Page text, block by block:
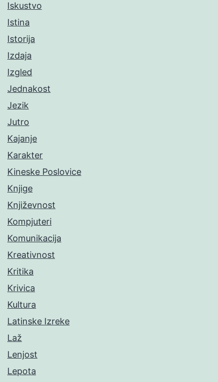
Iskustvo
Istina
Istorija
Izdaja
Izgled
Jednakost
Jezik
Jutro
Kajanje
Karakter
Kineske Poslovice
Knjige
Književnost
Kompjuteri
Komunikacija
Kreativnost
Kritika
Krivica
Kultura
Latinske Izreke
Laž
Lenjost
Lepota